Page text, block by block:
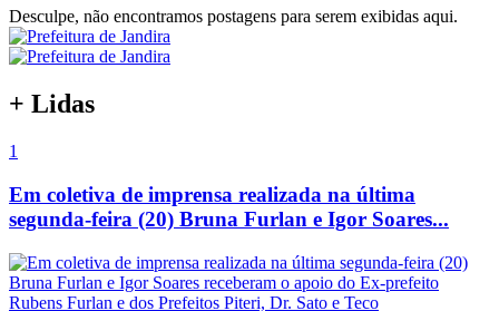
Desculpe, não encontramos postagens para serem exibidas aqui.
+ Lidas
1
Em coletiva de imprensa realizada na última
segunda-feira (20) Bruna Furlan e Igor Soares...